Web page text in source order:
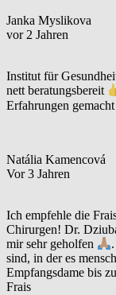
Janka Myslikova
vor 2 Jahren
Institut für
nett beratungsbereit
Erfahrungen gemacht
Natália Kamencová
Vor 3 Jahren
Ich empfehle die
Chirurgen! Dr.
mir sehr geholfen
sind, in der es
Empfangsdame bis
Frais